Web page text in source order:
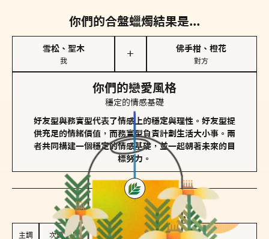
你們的合盤蠟燭結果是...
雪松、聖木
我
＋
佛手柑、橙花
對方
你們的戀愛風格
穩定的情感基礎
好友型與務實型代表了情感上的穩定與理性。好友型提
供充足的情緒價值，而務實型負責計劃生活大小事。兩
者共同構建一個穩定的情感基礎，並一起朝著未來的目
標努力。
對方的主調蠟燭是...
主調 次調